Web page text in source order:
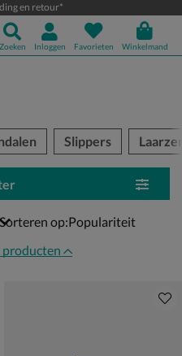
en retour*
Zoeken Inloggen Favorieten Winkelmand
Slippers
Sorteren op:
producten